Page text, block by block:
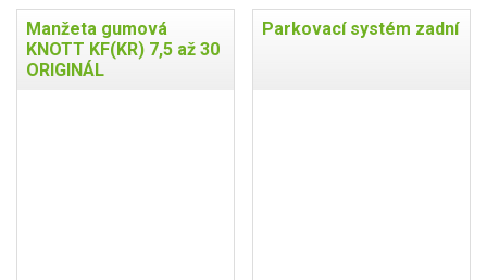
Manžeta gumová
KNOTT KF(KR) 7,5 až 30
ORIGINÁL
Parkovací systém zadní